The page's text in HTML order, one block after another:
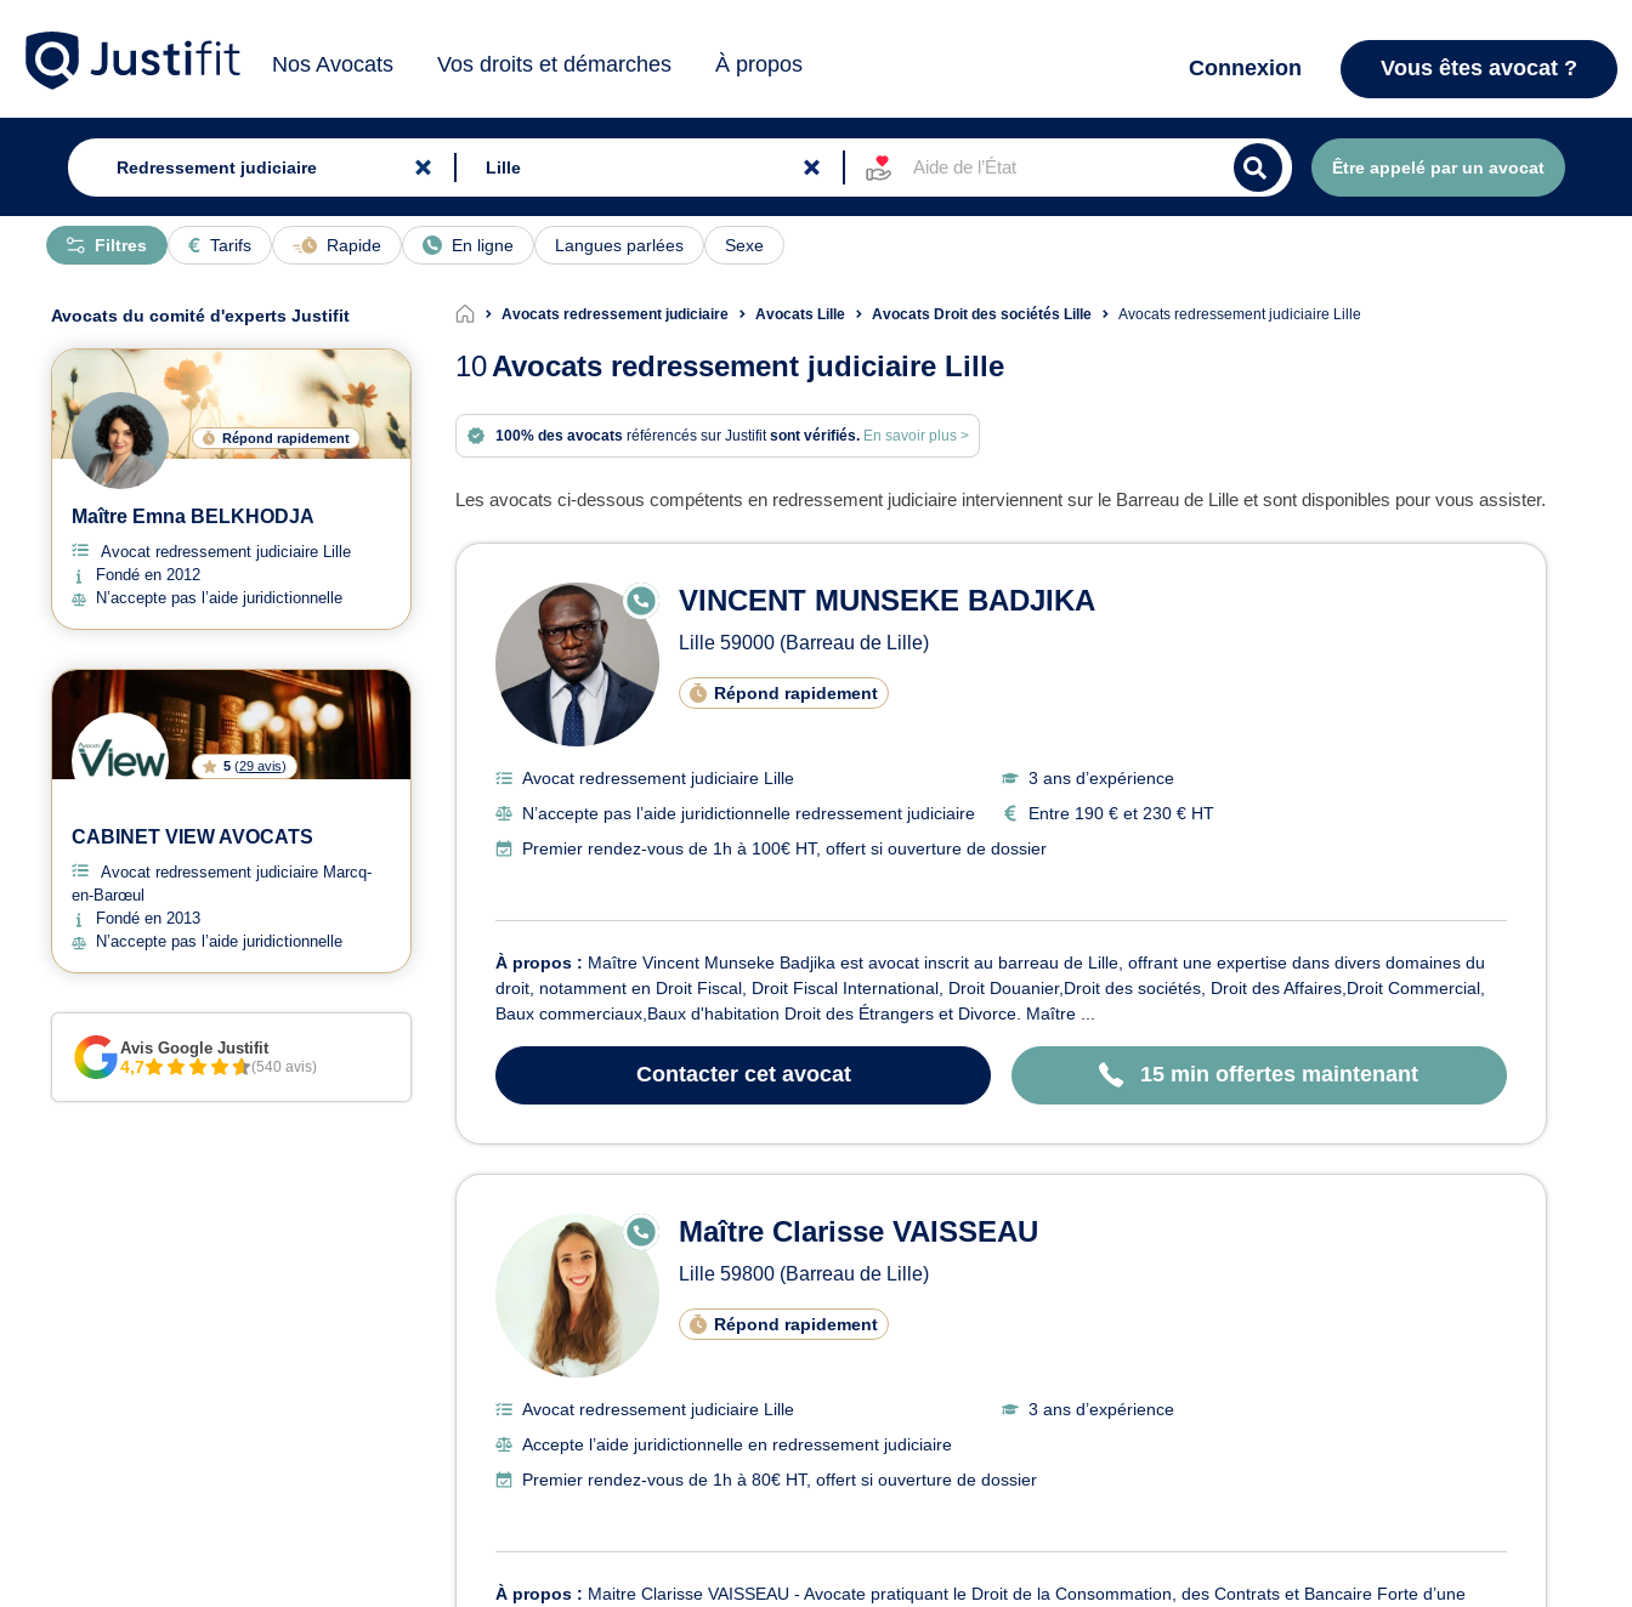
Nos Avocats Vos droits et démarches À propos Connexion Vous êtes avocat ?
Aide de l’État Être appelé par un avocat
Tarifs Rapide En ligne Langues parlées Sexe
Filtres
Avocats redressement judiciaire Avocats Lille Avocats Droit des sociétés Lille Avocats redressement judiciaire Lille
10Avocats redressement judiciaire Lille
100% des avocats référencés sur Justifitsont vérifiés. En savoir plus >
Les avocats ci-dessous compétents en redressement judiciaire interviennent sur le Barreau de Lille et sont disponibles pour vous assister.
Avocats en redressement judiciaire à Lille
VINCENT MUNSEKE BADJIKA
Lille 59000 (Barreau de Lille)
Répond rapidement
E
N
Avocat redressement judiciaire Lille
3 ans d’expérience
N’accepte pas l’aide juridictionnelle redressement judiciaire
Entre 190 € et 230 € HT
Premier rendez-vous de 1h à 100€ HT, offert si ouverture de dossier
À propos : Maître Vincent Munseke Badjika est avocat inscrit au barreau de Lille, offrant une expertise dans divers domaines du
droit, notamment en Droit Fiscal, Droit Fiscal International, Droit Douanier,Droit des sociétés, Droit des Affaires,Droit Commercial,
Baux commerciaux,Baux d'habitation Droit des Étrangers et Divorce. Maître ...
Contactercet avocat 15 min offertes maintenant
Maître Clarisse VAISSEAU
Lille 59800 (Barreau de Lille)
Répond rapidement
E
N
Avocat redressement judiciaire Lille
3 ans d’expérience
Accepte l’aide juridictionnelle en redressement judiciaire
Premier rendez-vous de 1h à 80€ HT, offert si ouverture de dossier
À propos : Maitre Clarisse VAISSEAU - Avocate pratiquant le Droit de la Consommation, des Contrats et Bancaire Forte d’une
Avocats du comité d'experts Justifit
Répond rapidement
Maître Emna BELKHODJA
Avocat redressement judiciaire Lille
Fondé en 2012
N’accepte pas l’aide juridictionnelle
5 (29 avis)
CABINET VIEW AVOCATS
Avocat redressement judiciaire Marcq-
en-Barœul
Fondé en 2013
N’accepte pas l’aide juridictionnelle
Avis Google Justifit
4,7 (540 avis)